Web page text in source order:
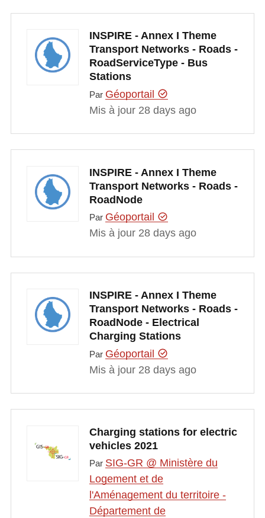
INSPIRE - Annex I Theme
Transport Networks - Roads -
RoadServiceType - Bus
Stations
Par Géoportail
Mis à jour 28 days ago
INSPIRE - Annex I Theme
Transport Networks - Roads -
RoadNode
Par Géoportail
Mis à jour 28 days ago
INSPIRE - Annex I Theme
Transport Networks - Roads -
RoadNode - Electrical
Charging Stations
Par Géoportail
Mis à jour 28 days ago
Charging stations for electric
vehicles 2021
Par SIG-GR @ Ministère du
Logement et de
l'Aménagement du territoire -
Département de